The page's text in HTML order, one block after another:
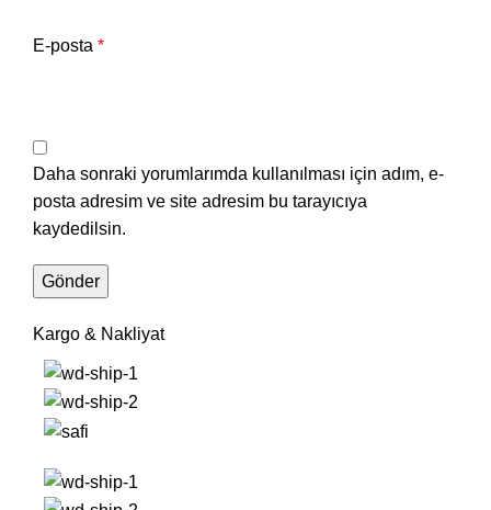
E-posta *
Daha sonraki yorumlarımda kullanılması için adım, e-
posta adresim ve site adresim bu tarayıcıya
kaydedilsin.
Kargo & Nakliyat